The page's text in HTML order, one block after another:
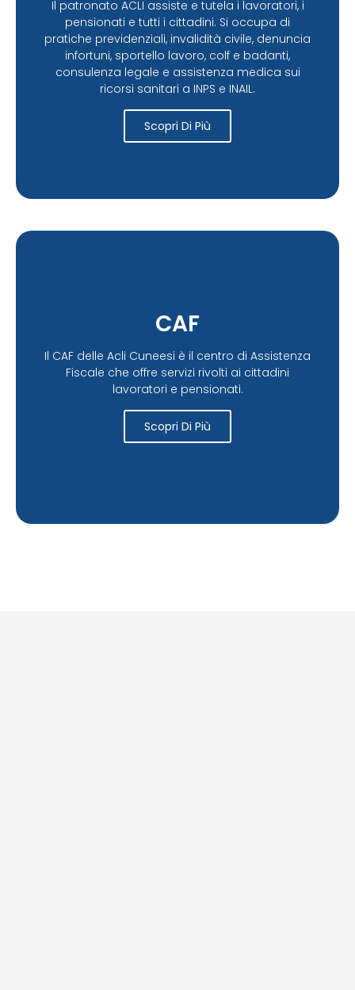
Il patronato ACLI assiste e tutela i lavoratori, i
pensionati e tutti i cittadini. Si occupa di
pratiche previdenziali, invalidità civile, denuncia
infortuni, sportello lavoro, colf e badanti,
consulenza legale e assistenza medica sui
ricorsi sanitari a INPS e INAIL.
Scopri Di Più
CAF
Il CAF delle Acli Cuneesi è il centro di Assistenza
Fiscale che offre servizi rivolti ai cittadini
lavoratori e pensionati.
Scopri Di Più